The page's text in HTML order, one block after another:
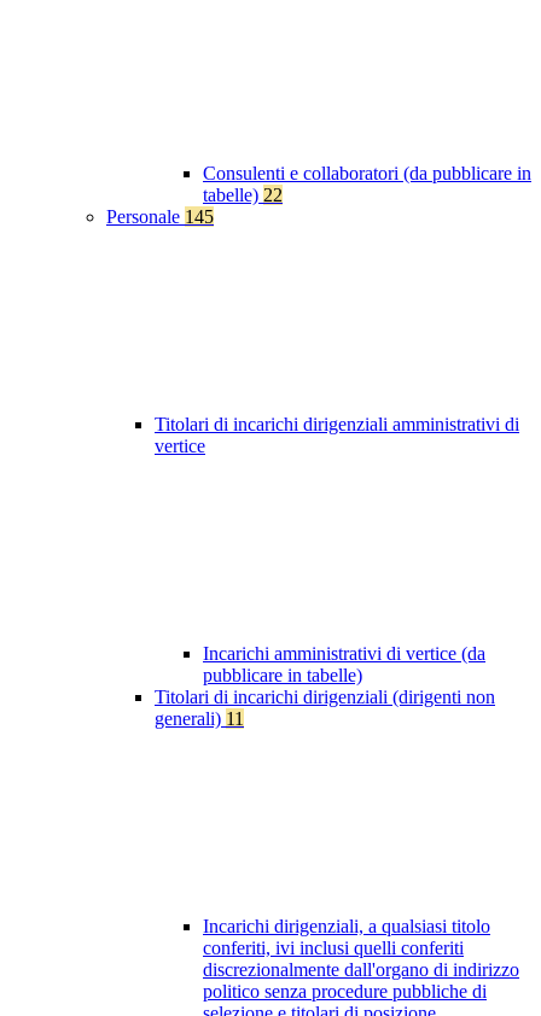
Consulenti e collaboratori (da pubblicare in
tabelle) 22
Personale 145
Titolari di incarichi dirigenziali amministrativi di
vertice
Incarichi amministrativi di vertice (da
pubblicare in tabelle)
Titolari di incarichi dirigenziali (dirigenti non
generali) 11
Incarichi dirigenziali, a qualsiasi titolo
conferiti, ivi inclusi quelli conferiti
discrezionalmente dall'organo di indirizzo
politico senza procedure pubbliche di